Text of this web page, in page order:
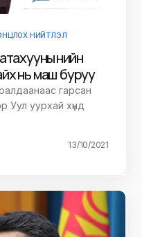
НИЙТЛЭЛ
үнийн
нь маш буруу
гарсан
Уул уурхай хүнд
13/10/2021